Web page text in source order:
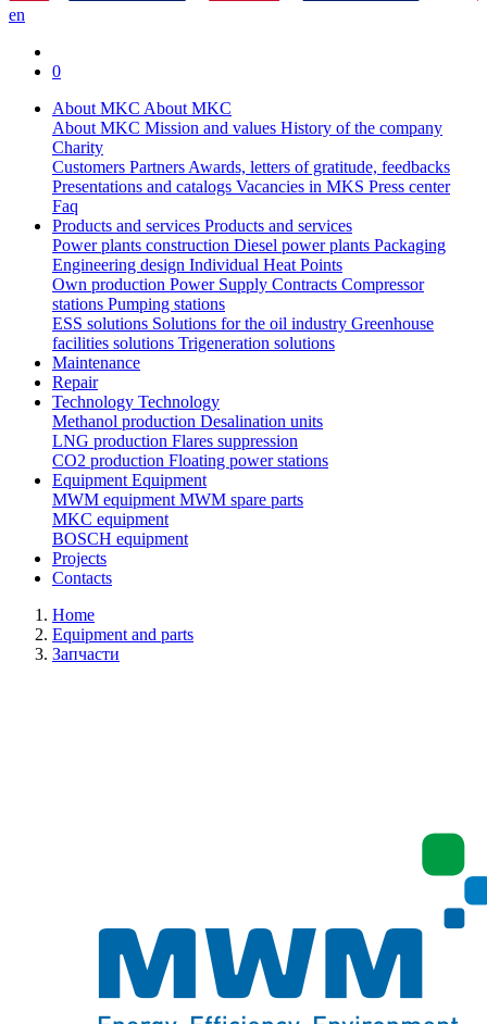
en
0
About MKC About MKC
About MKC Mission and values History of the company
Charity
Customers PartnersAwards, letters of gratitude, feedbacks
Presentations and catalogs Vacancies in MKS Press center
Faq
Products and services Products and services
Power plants construction Diesel power plants Packaging
Engineering design Individual Heat Points
Own production Power Supply Contracts Compressor
stations Pumping stations
ESS solutions Solutions for the oil industry Greenhouse
facilities solutions Trigeneration solutions
Maintenance
Repair
Technology Technology
Methanol production Desalination units
LNG production Flares suppression
СО2 production Floating power stations
EquipmentEquipment
MWM equipmentMWM spare parts
MKC equipment
BOSCH equipment
Projects
Contacts
Home
Equipment and parts
Запчасти